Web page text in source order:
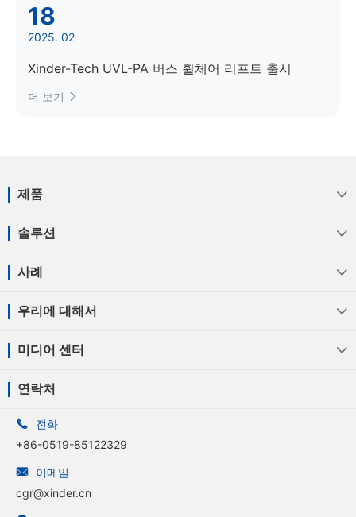
18
2025. 02
Xinder-Tech UVL-PA 버스 휠체어 리프트 출시
더 보기 
제품 
솔루션 
사례 
우리에 대해서 
미디어 센터 
연락처

전화
+86-0519-85122329

이메일
cgr@xinder.cn